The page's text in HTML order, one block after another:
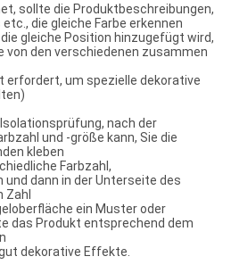
sollte die Produktbeschreibungen,
die gleiche Farbe erkennen
gleiche Position hinzugefügt wird,
von den verschiedenen zusammen
erfordert, um spezielle dekorative
nach der
und -größe kann, Sie die
kleben
Farbzahl,
dann in der Unterseite des
Zahl
ein Muster oder
das Produkt entsprechend dem
dekorative Effekte.